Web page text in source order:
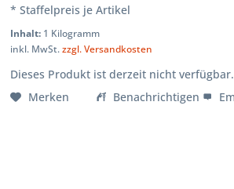
* Staffelpreis je Artikel
Inhalt: 1 Kilogramm
inkl. MwSt.zzgl. Versandkosten
Dieses Produkt ist derzeit nicht verfügbar.
Merken
Benachrichtigen